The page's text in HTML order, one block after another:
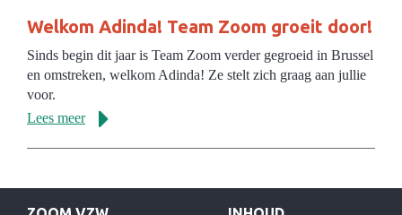
Welkom Adinda! Team Zoom groeit door!
Sinds begin dit jaar is Team Zoom verder gegroeid in Brussel
en omstreken, welkom Adinda! Ze stelt zich graag aan jullie
voor.
Lees meer